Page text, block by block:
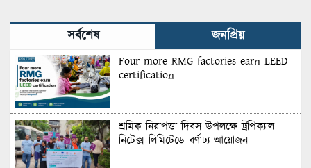
সর্বশেষ জনপ্রিয়
Four more RMG factories earn LEED
certification
শ্রমিক নিরাপত্তা দিবস উপলক্ষে ট্রপিক্যাল
নিটেক্স লিমিটেডে বর্ণাঢ্য আয়োজন